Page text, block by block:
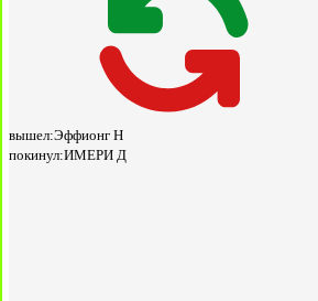
вышел:Эффионг Н
покинул:ИМЕРИ Д